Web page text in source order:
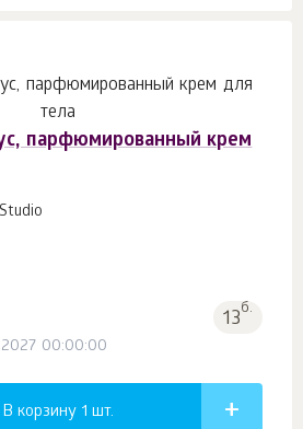
парфюмированный крем
13б.
00:00:00
В корзину 1 шт.